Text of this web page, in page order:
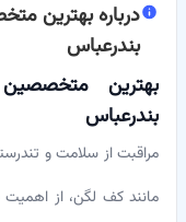
دربارهبهترین
بندرعباس
بهترین
بندرعباس
مراقبت از سلامت و
مانند کف لگن، از اهمیت